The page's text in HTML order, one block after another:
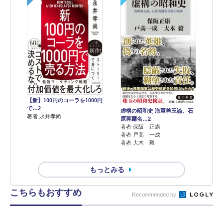
【新】100円のコーラを1000円
で…2
著者 永井孝尚
虚構の昭和史 海軍善玉論、石
原莞爾名…2
著者 保阪 正康
著者 戸高 一成
著者 大木 毅
もっとみる
こちらもおすすめ Recommended by